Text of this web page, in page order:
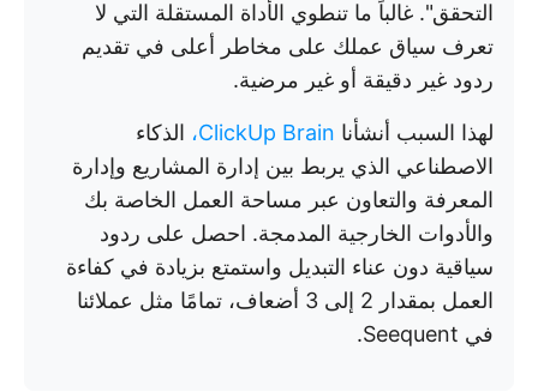
التحقق". غالباً ما تنطوي الأداة المستقلة التي لا
تعرف سياق عملك على مخاطر أعلى في تقديم
ردود غير دقيقة أو غير مرضية.
لهذا السبب أنشأنا ClickUp Brain،
الذكاء
الاصطناعي الذي يربط بين إدارة المشاريع وإدارة
المعرفة والتعاون عبر مساحة العمل الخاصة بك
والأدوات الخارجية المدمجة. احصل على ردود
سياقية دون عناء التبديل واستمتع بزيادة في كفاءة
العمل بمقدار 2 إلى 3 أضعاف، تمامًا مثل عملائنا
في Seequent.